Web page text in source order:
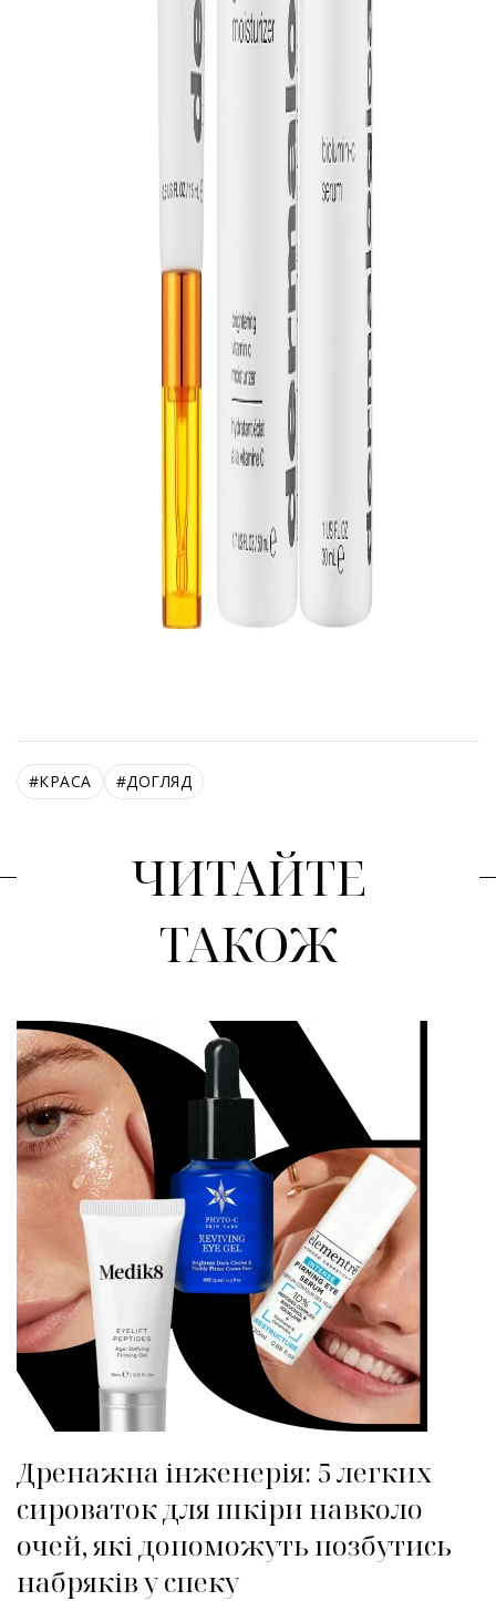
#КРАСА #ДОГЛЯД
ЧИТАЙТЕ
ТАКОЖ
Дренажна інженерія: 5 легких
сироваток для шкіри навколо
очей, які допоможуть позбутись
набряків у спеку